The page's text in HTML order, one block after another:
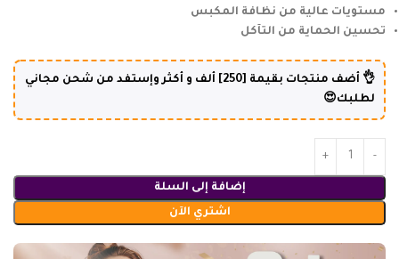
مستويات عالية من نظافة المكبس
تحسين الحماية من التآكل
👌 أضف منتجات بقيمة [250] ألف و أكثر وإستفد من شحن مجاني
لطلبك😍
إضافة إلى السلة
اشتري الآن